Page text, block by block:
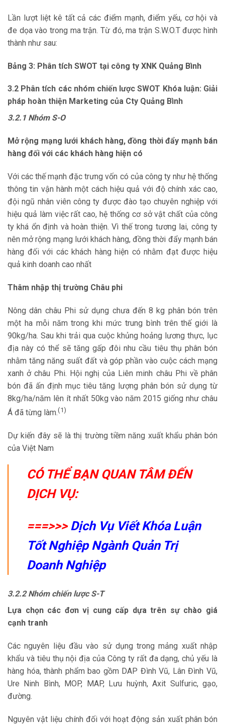
Lần lượt liệt kê tất cả các điểm mạnh, điểm yếu, cơ hội và
đe dọa vào trong ma trận. Từ đó, ma trận S.W.O.T được hình
thành như sau:
Bảng 3: Phân tích SWOT tại công ty XNK Quảng Bình
3.2 Phân tích các nhóm chiến lược SWOT Khóa luận: Giải
pháp hoàn thiện Marketing của Cty Quảng Bình
3.2.1 Nhóm S-O
Mở rộng mạng lưới khách hàng, đồng thời đẩy mạnh bán
hàng đối với các khách hàng hiện có
Với các thế mạnh đặc trưng vốn có của công ty như hệ thống
thông tin vận hành một cách hiệu quả với độ chính xác cao,
đội ngũ nhân viên công ty được đào tạo chuyên nghiệp với
hiệu quả làm việc rất cao, hệ thống cơ sở vật chất của công
ty khá ổn định và hoàn thiện. Vì thế trong tương lai, công ty
nên mở rộng mạng lưới khách hàng, đồng thời đẩy mạnh bán
hàng đối với các khách hàng hiện có nhằm đạt được hiệu
quả kinh doanh cao nhất
Thâm nhập thị trường Châu phi
Nông dân châu Phi sử dụng chưa đến 8 kg phân bón trên
một ha mỗi năm trong khi mức trung bình trên thế giới là
90kg/ha. Sau khi trải qua cuộc khủng hoảng lương thực, lục
địa này có thể sẽ tăng gấp đôi nhu cầu tiêu thụ phân bón
nhằm tăng năng suất đất và góp phần vào cuộc cách mạng
xanh ở châu Phi. Hội nghị của Liên minh châu Phi về phân
bón đã ấn định mục tiêu tăng lượng phân bón sử dụng từ
8kg/ha/năm lên ít nhất 50kg vào năm 2015 giống như châu
Á đã từng làm.(1)
Dự kiến đây sẽ là thị trường tiềm năng xuất khẩu phân bón
của Việt Nam
CÓ THỂ BẠN QUAN TÂM ĐẾN
DỊCH VỤ:
===>>>Dịch Vụ Viết Khóa Luận
Tốt Nghiệp Ngành Quản Trị
Doanh Nghiệp
3.2.2 Nhóm chiến lược S-T
Lựa chọn các đơn vị cung cấp dựa trên sự chào giá
cạnh tranh
Các nguyên liệu đầu vào sử dụng trong mảng xuất nhập
khẩu và tiêu thụ nội địa của Công ty rất đa dạng, chủ yếu là
hàng hóa, thành phẩm bao gồm DAP Đình Vũ, Lân Đình Vũ,
Ure Ninh Bình, MOP, MAP, Lưu huỳnh, Axit Sulfuric, gạo,
đường.
Nguyên vật liệu chính đối với hoạt động sản xuất phân bón